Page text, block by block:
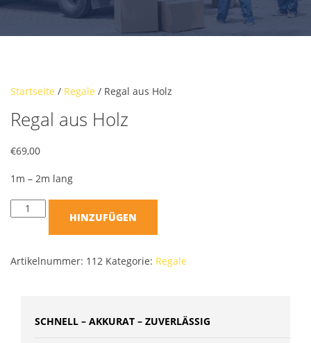
Startseite / Regale / Regal aus Holz
Regal aus Holz
€69,00
1m – 2m lang
HINZUFÜGEN
Artikelnummer: 112 Kategorie: Regale
SCHNELL – AKKURAT – ZUVERLÄSSIG